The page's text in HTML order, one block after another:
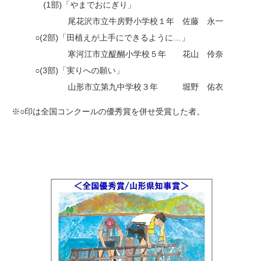
(1部)「やまでおにぎり」
尾花沢市立牛房野小学校１年 佐藤 永一
○(2部)「田植えが上手にできるように…」
寒河江市立醍醐小学校５年 花山 伶奈
○(3部)「実りへの願い」
山形市立第九中学校３年 堀野 佑衣
※○印は全国コンクールの優秀賞を併せ受賞した者。